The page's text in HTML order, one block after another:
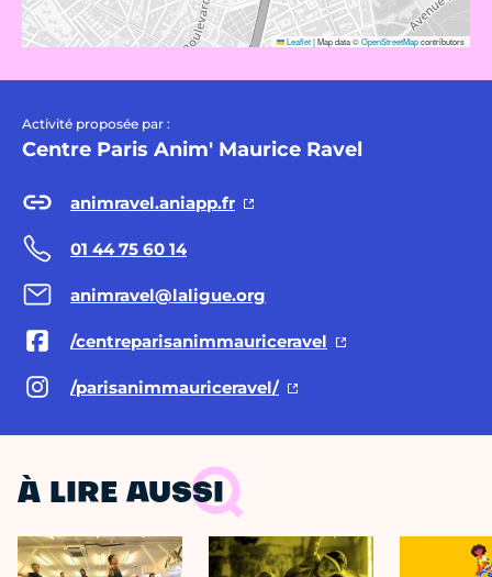
Leaflet|Map data ©OpenStreetMapcontributors
Activité proposée par :
Centre Paris Anim' Maurice Ravel
animravel.aniapp.fr
01 44 75 60 14
animravel@laligue.org
/centreparisanimmauriceravel
/parisanimmauriceravel/
À LIRE AUSSI